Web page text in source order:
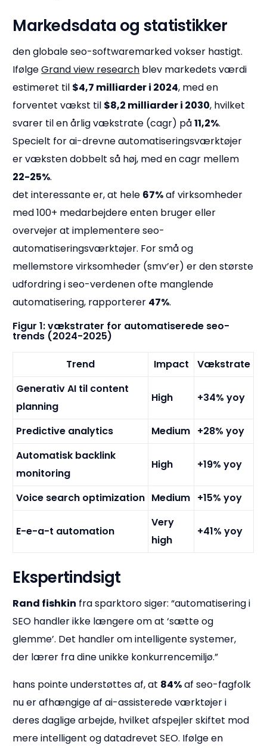
Markedsdata og statistikker
den globale seo-softwaremarked vokser hastigt.
IfølgeGrand view research blev markedets værdi
estimeret til $4,7 milliarder i 2024, med en
forventet vækst til $8,2 milliarder i 2030, hvilket
svarer til en årlig vækstrate (cagr) på11,2%.
Specielt for ai-drevne automatiseringsværktøjer
er væksten dobbelt så høj, med en cagr mellem
22-25%.
det interessante er, at hele 67%af virksomheder
med 100+ medarbejdere enten bruger eller
overvejer at implementere seo-
automatiseringsværktøjer. For små og
mellemstore virksomheder (smv’er) er den største
udfordring i seo-verdenen ofte manglende
automatisering, rapporterer 47%.
Figur 1: vækstrater for automatiserede seo-
trends (2024-2025)
Trend Impact
Vækstrate
Generativ AI til content
planning
High +34% yoy
Predictive analytics Medium +28% yoy
Automatisk backlink
monitoring
High +19% yoy
Voice search optimization Medium +15% yoy
E-e-a-t automation
Very
high
+41% yoy
Ekspertindsigt
Rand fishkin fra sparktoro siger: “automatisering i
SEO handler ikke længere om at ‘sætte og
glemme’. Det handler om intelligente systemer,
der lærer fra dine unikke konkurrencemiljø.”
hans pointe understøttes af, at 84%af seo-fagfolk
nu er afhængige af ai-assisterede værktøjer i
deres daglige arbejde, hvilket afspejler skiftet mod
mere intelligent og datadrevet SEO. Ifølge en